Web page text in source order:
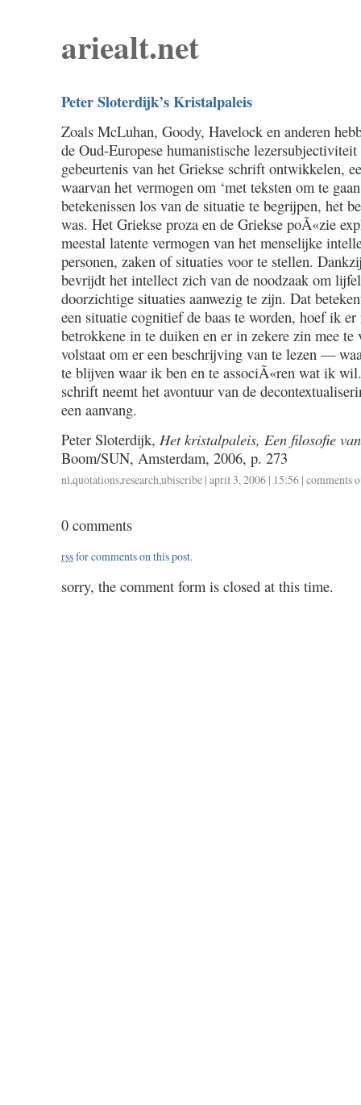
ariealt.net
Peter Sloterdijk’s Kristalpaleis
Zoals McLuhan, Goody, Havelock en anderen
de Oud-Europese humanistische
gebeurtenis van het Griekse schrift ontwikkelen,
waarvan het vermogen om ‘met teksten om te
betekenissen los van de situatie te begrijpen, het
was. Het Griekse proza en de Griekse poÃ«zie
meestal latente vermogen van het menselijke
personen, zaken of situaties voor te stellen.
bevrijdt het intellect zich van de noodzaak om
doorzichtige situaties aanwezig te zijn. Dat
een situatie cognitief de baas te worden, hoef ik
betrokkene in te duiken en er in zekere zin mee te
volstaat om er een beschrijving van te lezen —
te blijven waar ik ben en te associÃ«ren wat ik
schrift neemt het avontuur van de
een aanvang.
Peter Sloterdijk, Het kristalpaleis, Een filosofie
Boom/SUN, Amsterdam, 2006, p. 273
nl,quotations,research,ubiscribe | april 3, 2006 | 15:56 | comments
0 comments
rssfor comments on this post.
sorry, the comment form is closed at this time.